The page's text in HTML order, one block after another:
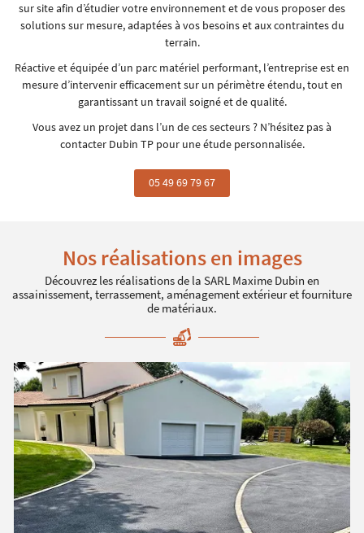
sur site afin d’étudier votre environnement et de vous proposer des
solutions sur mesure, adaptées à vos besoins et aux contraintes du
terrain.
Réactive et équipée d’un parc matériel performant, l’entreprise est en
mesure d’intervenir efficacement sur un périmètre étendu, tout en
garantissant un travail soigné et de qualité.
Vous avez un projet dans l’un de ces secteurs ? N’hésitez pas à
contacter Dubin TP pour une étude personnalisée.
05 49 69 79 67
Nos réalisations en images
Découvrez les réalisations de la SARL Maxime Dubin en
assainissement, terrassement, aménagement extérieuret fourniture
de matériaux.